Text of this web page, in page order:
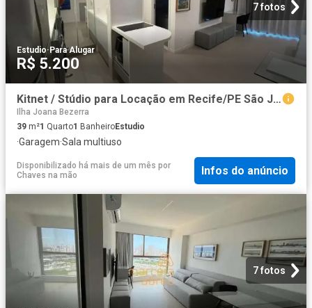
7 fotos
Estudio·Para Alugar
R$ 5.200
Kitnet / Stúdio para Locação em Recife/PE São José 1 Quartos
Ilha Joana Bezerra
39 m²1 Quarto1 BanheiroEstudio
·Garagem·Sala multiuso
Disponibilizado há mais de um mês por
Chaves na mão
Infos do anúncio
7 fotos